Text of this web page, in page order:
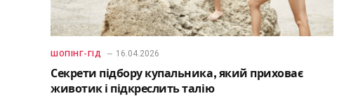
ШОПІНГ-ГІД 16.04.2026
Секрети підбору купальника, який приховає
животик і підкреслить талію